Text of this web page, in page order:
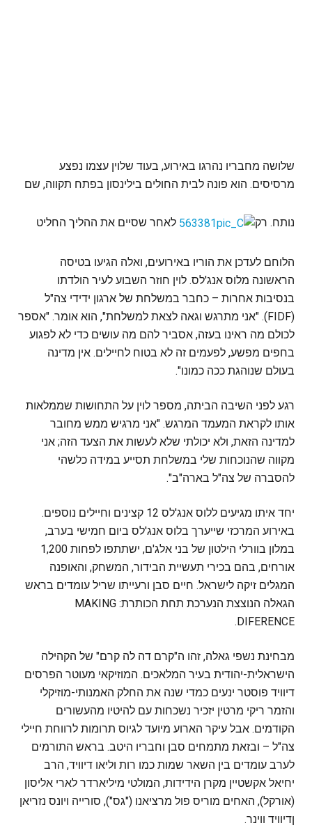
שלושה מחבריו נהרגו באירוע, בעוד שלוין עצמו נפצע
מרסיסים. הוא פונה לבית החולים בילינסון בפתח תקווה, שם
נותח. רק לאחר שסיים את ההליך החליט
הלוחם לעדכן את הוריו באירועים, ואלה הגיעו בטיסה
הראשונה מלוס אנג'לס. לוין חוזר השבוע לעיר הולדתו
בנסיבות אחרות – כחבר במשלחת של ארגון ידידי צה"ל
(FIDF). "אני מתרגש וגאה לצאת למשלחת", הוא אומר. "אספר
לכולם מה ראינו בעזה, אסביר להם מה עושים כדי לא לפגוע
בחפים מפשע, לפעמים זה לא בטוח לחיילים. אין מדינה
בעולם שנוהגת ככה כמונו".
רגע לפני השיבה הביתה, מספר לוין על התחושות שממלאות
אותו לקראת המעמד המרגש. "אני מרגיש ממש מחובר
למדינה הזאת, ולא יכולתי שלא לעשות את הצעד הזה; אני
מקווה שהנוכחות שלי במשלחת תסייע במידה כלשהי
להסברה של צה"ל בארה"ב".
יחד איתו מגיעים ללוס אנג'לס 12 קצינים וחיילים נוספים.
באירוע המרכזי שייערך בלוס אנג'לס ביום חמישי בערב,
במלון בוורלי הילטון של בני אלג'ם, ישתתפו לפחות 1,200
אורחים, בהם בכירי תעשיית הבידור, המשחק, והאופנה
המגלים זיקה לישראל. חיים סבן ורעייתו שריל עומדים בראש
הגאלה הנוצצת הנערכת תחת הכותרת: MAKING
DIFERENCE.
מבחינת נשפי גאלה, זהו ה"קרם דה לה קרם" של הקהילה
הישראלית-יהודית בעיר המלאכים. המוזיקאי מעוטר הפרסים
דיוויד פוסטר ינעים כמדי שנה את החלק האמנותי-מוזיקלי
והזמר ריקי מרטין יזכיר נשכחות עם להיטיו מהעשורים
הקודמים. אבל עיקר הארוע מיועד לגיוס תרומות לרווחת חיילי
צה"ל – ובזאת מתמחים סבן וחבריו היטב. בראש התורמים
לערב עומדים בין השאר שמות כמו רות וליאו דיוויד, הרב
יחיאל אקשטיין מקרן הידידות, המולטי מיליארדר לארי אליסון
(אורקל), האחים מוריס פול מרציאנו ("גס"), סורייה ויונס נזריאן
ןדיוויד ווינר.